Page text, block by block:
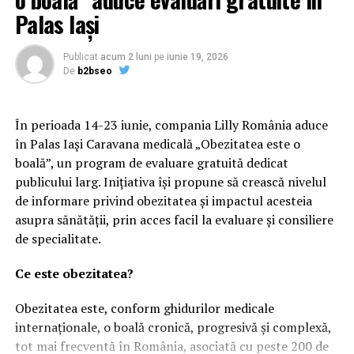
ARTICOLE PE ACEIASI TEMA: PRIMA
candideze la preşedinţia SUA. Are 76 de ani | BacauAZI
NU RATATI
Raed Arafat, audiat la Parchetul General | BacauAZI
Palas Iași
Publicat acum 2 luni pe iunie 19, 2026
De b2bseo
În perioada 14-23 iunie, compania Lilly România aduce
în Palas Iași Caravana medicală „Obezitatea este o
boală”, un program de evaluare gratuită dedicat
publicului larg. Inițiativa își propune să crească nivelul
de informare privind obezitatea și impactul acesteia
asupra sănătății, prin acces facil la evaluare și consiliere
de specialitate.
Ce este obezitatea?
Obezitatea este, conform ghidurilor medicale
internaționale, o boală cronică, progresivă și complexă,
tot mai frecventă în România, asociată cu peste 200 de